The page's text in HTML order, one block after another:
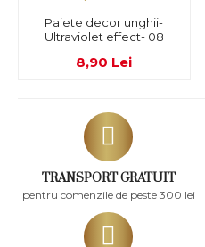
TRANSPORT GRATUIT
pentru comenzile de peste 300 lei
Paiete decor unghii-
Ultraviolet effect- 08
8,90 Lei